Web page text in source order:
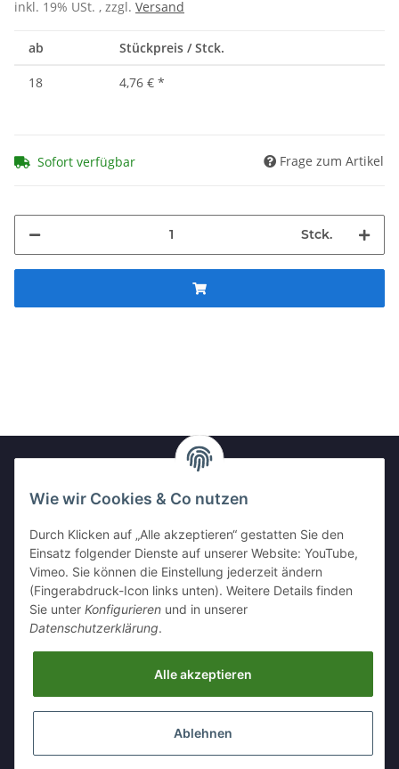
inkl. 19% USt. , zzgl. Versand
ab Stückpreis / Stck.
18 4,76 € *
Sofort verfügbar Frage zum Artikel
Stck.
Newsletter Abonnieren
Bitte senden Sie mir entsprechend Ihrer
Datenschutzerklärungregelmäßig und jederzeit widerruflich
Informationen zu Ihrem Produktsortiment per E-Mail zu.
Gesetzliche Informationen
Wie wir Cookies & Co nutzen
Durch Klicken auf „Alle akzeptieren“ gestatten Sie den
Einsatz folgender Dienste auf unserer Website: YouTube,
Vimeo. Sie können die Einstellung jederzeit ändern
(Fingerabdruck-Icon links unten). Weitere Details finden
Sie unter Konfigurieren und in unserer
Datenschutzerklärung.
Alle akzeptieren
Ablehnen